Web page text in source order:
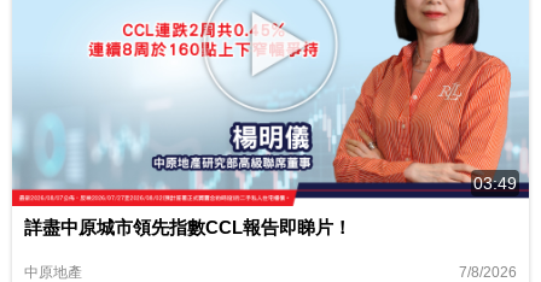
03:49
詳盡中原城市領先指數CCL報告即睇片！
中原地產 7/8/2026